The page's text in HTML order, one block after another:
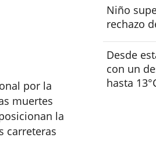
por la
muertes
la
carreteras
Niño
rechazo
Desde
con un
hasta